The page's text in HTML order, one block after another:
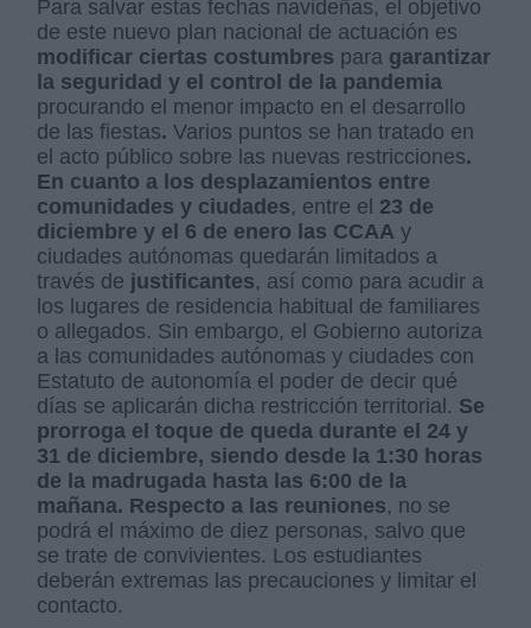
Para salvar estas fechas navideñas, el objetivo
de este nuevo plan nacional de actuación es
modificar ciertas costumbres para garantizar
la seguridad y el control de la pandemia
procurando el menor impacto en el desarrollo
de las fiestas. Varios puntos se han tratado en
el acto público sobre las nuevas restricciones.
En cuanto a los desplazamientos entre
comunidades y ciudades, entre el 23 de
diciembre y el 6 de enero las CCAA y
ciudades autónomas quedarán limitados a
través de justificantes, así como para acudir a
los lugares de residencia habitual de familiares
o allegados. Sin embargo, el Gobierno autoriza
a las comunidades autónomas y ciudades con
Estatuto de autonomía el poder de decir qué
días se aplicarán dicha restricción territorial. Se
prorroga el toque de queda durante el 24 y
31 de diciembre, siendo desde la 1:30 horas
de la madrugada hasta las 6:00 de la
mañana. Respecto a las reuniones, no se
podrá el máximo de diez personas, salvo que
se trate de convivientes. Los estudiantes
deberán extremas las precauciones y limitar el
contacto.